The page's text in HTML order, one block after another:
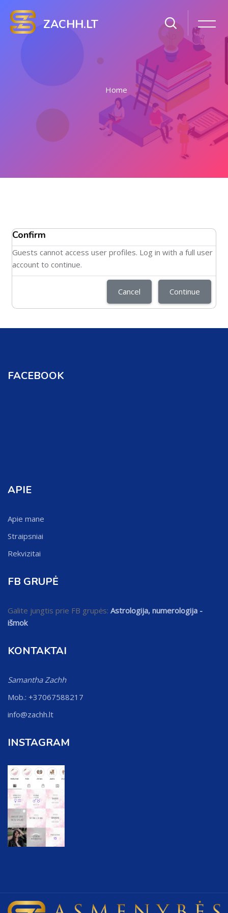
ZACHH.LT
Home
Confirm
Guests cannot access user profiles. Log in with a full user
account to continue.
Cancel Continue
FACEBOOK
APIE
Apie mane
Straipsniai
Rekvizitai
FB GRUPĖ
Galite jungtis prie FB grupės: Astrologija, numerologija -
išmok
KONTAKTAI
Samantha Zachh
Mob.: +37067588217
info@zachh.lt
INSTAGRAM